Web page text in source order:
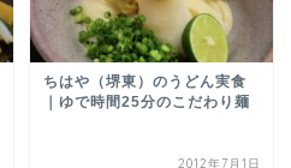
ちはや（堺東）のうどん実食
｜ゆで時間25分のこだわり麺
2012年7月1日